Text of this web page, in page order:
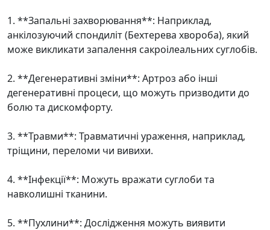
1. **Запальні захворювання**: Наприклад,
анкілозуючий спондиліт (Бехтерева хвороба), який
може викликати запалення сакроілеальних суглобів.
2. **Дегенеративні зміни**: Артроз або інші
дегенеративні процеси, що можуть призводити до
болю та дискомфорту.
3. **Травми**: Травматичні ураження, наприклад,
тріщини, переломи чи вивихи.
4. **Інфекції**: Можуть вражати суглоби та
навколишні тканини.
5. **Пухлини**: Дослідження можуть виявити